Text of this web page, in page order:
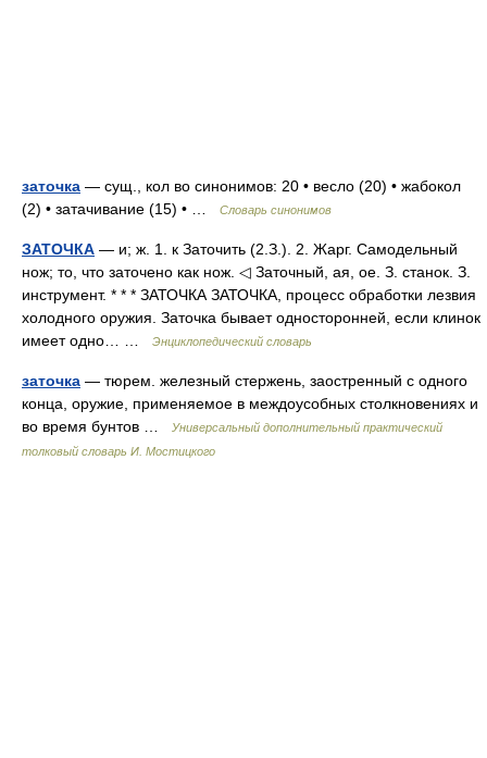
заточка — сущ., кол во синонимов: 20 • весло (20) • жабокол
(2) • затачивание (15) • …
Словарь синонимов
ЗАТОЧКА — и; ж. 1. к Заточить (2.З.). 2. Жарг. Самодельный
нож; то, что заточено как нож. ◁ Заточный, ая, ое. З. станок. З.
инструмент. * * * ЗАТОЧКА ЗАТОЧКА, процесс обработки лезвия
холодного оружия. Заточка бывает односторонней, если клинок
имеет одно… …
Энциклопедический словарь
заточка — тюрем. железный стержень, заостренный с одного
конца, оружие, применяемое в междоусобных столкновениях и
во время бунтов …
Универсальный дополнительный практический
толковый словарь И. Мостицкого